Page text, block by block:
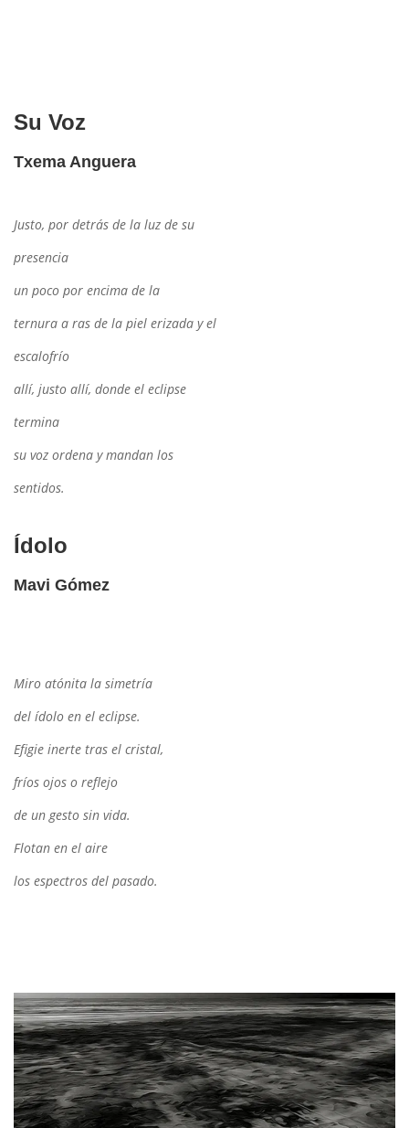
Su Voz
Txema Anguera
Justo, por detrás de la luz de su
presencia
un poco por encima de la
ternura a ras de la piel erizada y el
escalofrío
allí, justo allí, donde el eclipse
termina
su voz ordena y mandan los
sentidos.
Ídolo
Mavi Gómez
Miro atónita la simetría
del ídolo en el eclipse.
Efigie inerte tras el cristal,
fríos ojos o reflejo
de un gesto sin vida.
Flotan en el aire
los espectros del pasado.